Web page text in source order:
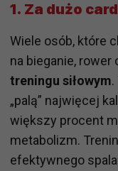
1. Za dużo
Wiele osób, które
na bieganie,
treningu siłowym
„palą” najwięcej
większy procent
metabolizm.
efektywnego